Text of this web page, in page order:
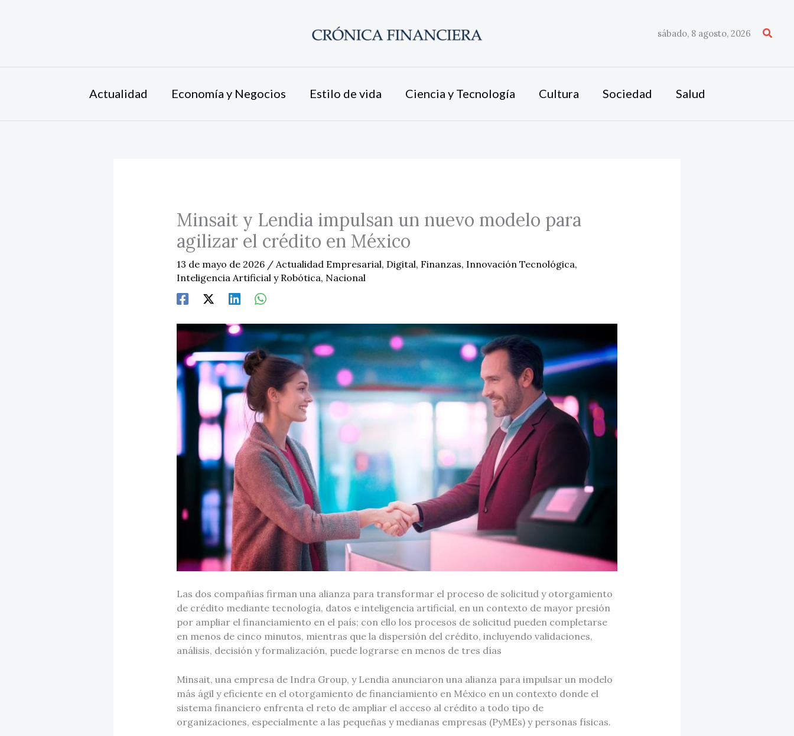
sábado, 8 agosto, 2026
Actualidad Economía y Negocios Estilo de vida Ciencia y Tecnología Cultura Sociedad Salud
Minsait y Lendia impulsan un nuevo modelo para
agilizar el crédito en México
13 de mayo de 2026 / Actualidad Empresarial, Digital, Finanzas, Innovación Tecnológica,
Inteligencia Artificial y Robótica, Nacional
Las dos compañías firman una alianza para transformar el proceso de solicitud y otorgamiento
de crédito mediante tecnología, datos e inteligencia artificial, en un contexto de mayor presión
por ampliar el financiamiento en el país; con ello los procesos de solicitud pueden completarse
en menos de cinco minutos, mientras que la dispersión del crédito, incluyendo validaciones,
análisis, decisión y formalización, puede lograrse en menos de tres días
Minsait, una empresa de Indra Group, y Lendia anunciaron una alianza para impulsar un modelo
más ágil y eficiente en el otorgamiento de financiamiento en México en un contexto donde el
sistema financiero enfrenta el reto de ampliar el acceso al crédito a todo tipo de
organizaciones, especialmente a las pequeñas y medianas empresas (PyMEs) y personas físicas.